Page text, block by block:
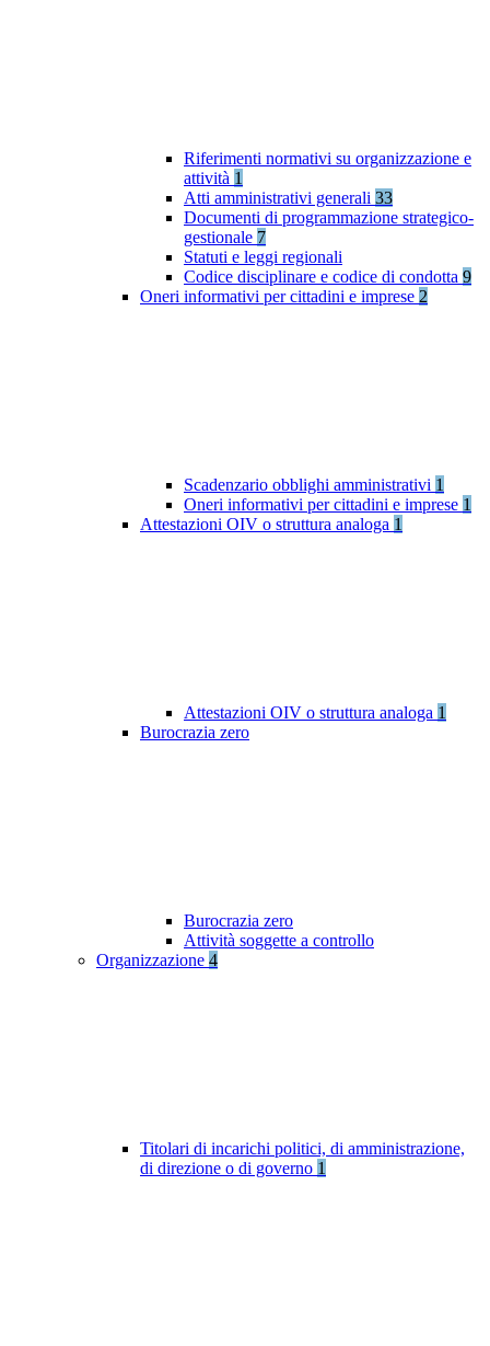
Riferimenti normativi su organizzazione e
attività 1
Atti amministrativi generali 33
Documenti di programmazione strategico-
gestionale 7
Statuti e leggi regionali
Codice disciplinare e codice di condotta 9
Oneri informativi per cittadini e imprese 2
Scadenzario obblighi amministrativi 1
Oneri informativi per cittadini e imprese 1
Attestazioni OIV o struttura analoga 1
Attestazioni OIV o struttura analoga 1
Burocrazia zero
Burocrazia zero
Attività soggette a controllo
Organizzazione 4
Titolari di incarichi politici, di amministrazione,
di direzione o di governo 1